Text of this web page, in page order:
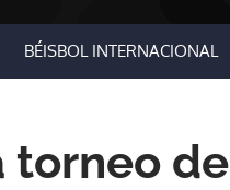
BÉISBOL INTERNACIONAL
torneo de